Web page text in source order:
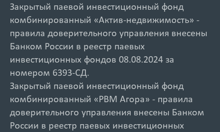
Закрытый паевой инвестиционный фонд
комбинированный «Актив-недвижимость» -
правила доверительного управления внесены
Банком России в реестр паевых
инвестиционных фондов 08.08.2024 за
номером 6393-СД.
Закрытый паевой инвестиционный фонд
комбинированный «РВМ Агора» - правила
доверительного управления внесены Банком
России в реестр паевых инвестиционных